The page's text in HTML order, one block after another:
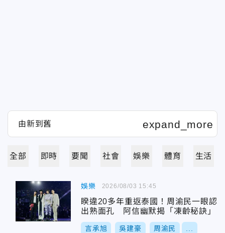
全部 即時 要聞 社會 娛樂 體育 生活
娛樂
睽違20多年重返泰國！周渝民一眼認
出熟面孔 阿信幽默揭「凍齡秘訣」
言承旭 吳建豪 周渝民
2026/08/03 15:45